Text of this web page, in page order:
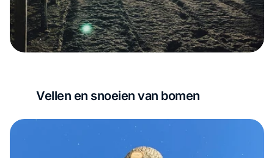
Vellen en snoeien van bomen